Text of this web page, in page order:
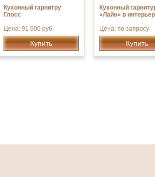
Кухонный гарнитру
Глосс
Цена: 91 000 руб.
Купить
Кухонный
«Лайн» в
Цена: по запросу
Купить